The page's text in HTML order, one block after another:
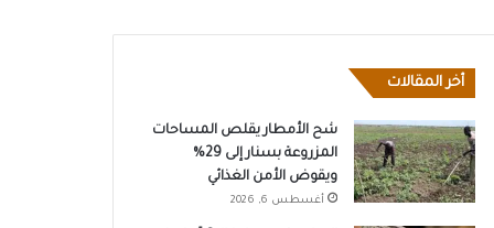
أخر المقالات
شح الأمطار يقلص المساحات
المزروعة بسنار إلى 29%
ويقوض الأمن الغذائي
أغسطس 6, 2026